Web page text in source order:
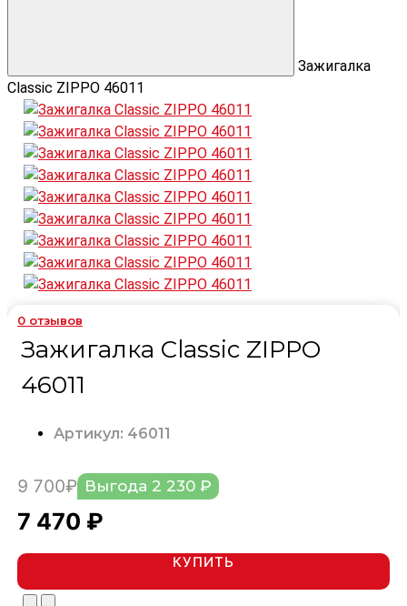
Зажигалка
Classic ZIPPO 46011
0 отзывов
Зажигалка Classic ZIPPO
46011
Артикул: 46011
9 700₽ Выгода 2 230 ₽
7 470 ₽
КУПИТЬ